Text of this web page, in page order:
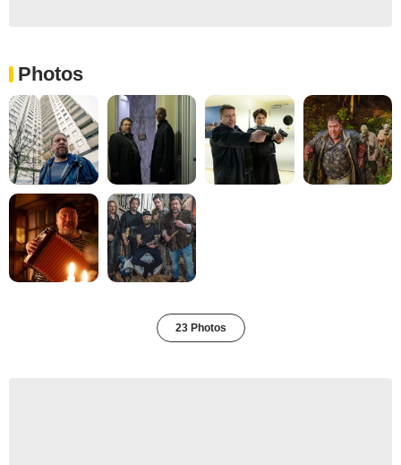
Photos
23 Photos